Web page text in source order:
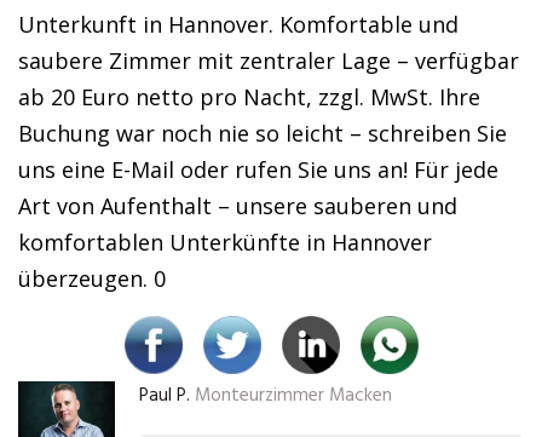
Unterkunft in Hannover. Komfortable und
saubere Zimmer mit zentraler Lage – verfügbar
ab 20 Euro netto pro Nacht, zzgl. MwSt. Ihre
Buchung war noch nie so leicht – schreiben Sie
uns eine E-Mail oder rufen Sie uns an! Für jede
Art von Aufenthalt – unsere sauberen und
komfortablen Unterkünfte in Hannover
überzeugen. 0
Paul P. Monteurzimmer Macken